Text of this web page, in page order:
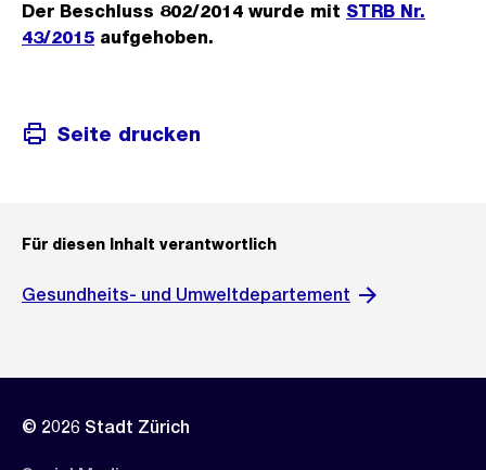
Der Beschluss 802/2014 wurde mit STRB Nr.
43/2015 aufgehoben.
Seite drucken
Für diesen Inhalt verantwortlich
Gesundheits- und Umweltdepartement
© 2026 Stadt Zürich